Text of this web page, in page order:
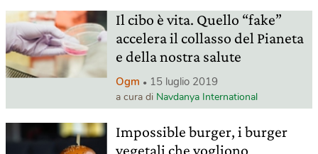
Il cibo è vita. Quello “fake”
accelera il collasso del Pianeta
e della nostra salute
Ogm 15 luglio 2019
a cura di Navdanya International
Impossible burger, i burger
vegetali che vogliono